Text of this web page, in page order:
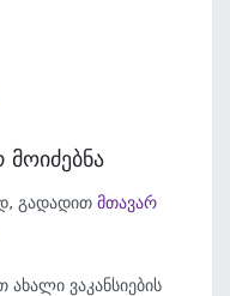
მოიძებნა
გადადით მთავარ
ვაკანსიების